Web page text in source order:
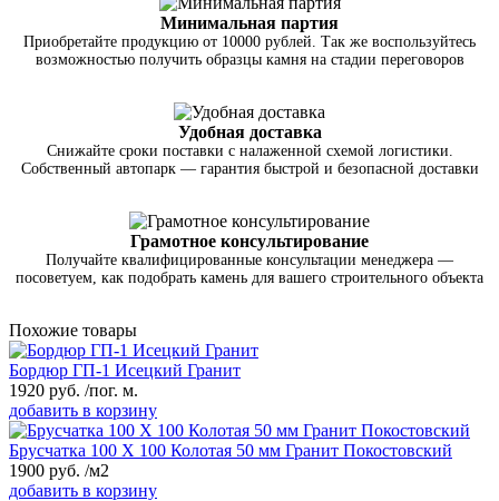
Минимальная партия
Приобретайте продукцию от 10000 рублей. Так же воспользуйтесь
возможностью получить образцы камня на стадии переговоров
Удобная доставка
Снижайте сроки поставки с налаженной схемой логистики.
Собственный автопарк — гарантия быстрой и безопасной доставки
Грамотное консультирование
Получайте квалифицированные консультации менеджера —
посоветуем, как подобрать камень для вашего строительного объекта
Похожие товары
Бордюр ГП-1 Исецкий Гранит
1920 руб. /пог. м.
добавить в корзину
Брусчатка 100 Х 100 Колотая 50 мм Гранит Покостовский
1900 руб. /м2
добавить в корзину